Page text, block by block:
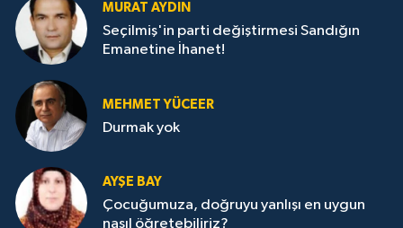
MURAT AYDIN
Seçilmiş'in parti değiştirmesi Sandığın
Emanetine İhanet!
MEHMET YÜCEER
Durmak yok
AYŞE BAY
Çocuğumuza, doğruyu yanlışı en uygun
nasıl öğretebiliriz?